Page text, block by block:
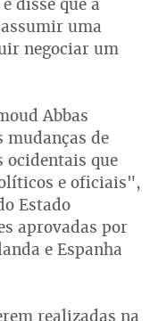
uma
negociar um
Abbas
mudanças de
ocidentais que
e oficiais",
Estado
aprovadas por
e Espanha
realizadas na